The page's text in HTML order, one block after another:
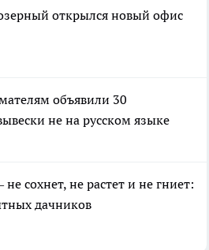
открылся новый офис
объявили 30
не на русском языке
сохнет, не растет и не гниет:
дачников